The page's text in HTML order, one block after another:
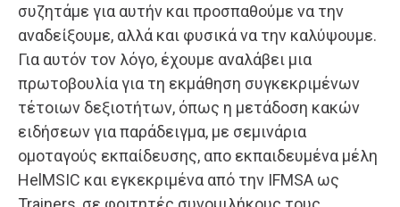
συζητάμε για αυτήν και προσπαθούμε να την
αναδείξουμε, αλλά και φυσικά να την καλύψουμε.
Για αυτόν τον λόγο, έχουμε αναλάβει μια
πρωτοβουλία για τη εκμάθηση συγκεκριμένων
τέτοιων δεξιοτήτων, όπως η μετάδοση κακών
ειδήσεων για παράδειγμα, με σεμινάρια
ομοταγούς εκπαίδευσης, απο εκπαιδευμένα μέλη
HelMSIC και εγκεκριμένα από την IFMSA ως